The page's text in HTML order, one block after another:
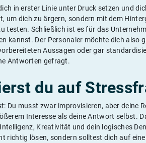
in erster Linie unter Druck setzen und
um dich zu ärgern, sondern mit dem
testen. Schließlich ist es für das
kannst. Der Personaler möchte dich also
Aussagen oder gar
Antworten gefragt.
du auf
Du musst zwar improvisieren, aber deine
Interesse als deine Antwort selbst.
Kreativität und dein logisches
richtig lösen, sondern solltest dich auf